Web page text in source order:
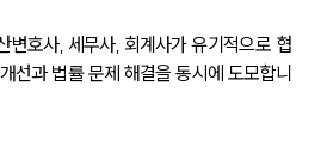
변호사, 세무사, 회계사가 유기적으로 협
선과 법률 문제 해결을 동시에 도모합니